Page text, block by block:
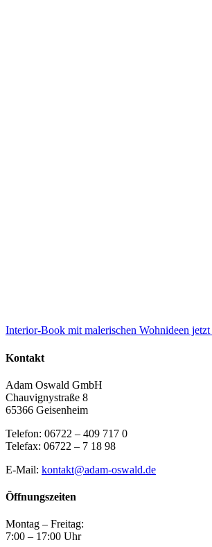
Interior-Book mit malerischen Wohnideen jetzt
Kontakt
Adam Oswald GmbH
Chauvignystraße 8
65366 Geisenheim
Telefon: 06722 – 409 717 0
Telefax: 06722 – 7 18 98
E-Mail: kontakt@adam-oswald.de
Öffnungszeiten
Montag – Freitag:
7:00 – 17:00 Uhr